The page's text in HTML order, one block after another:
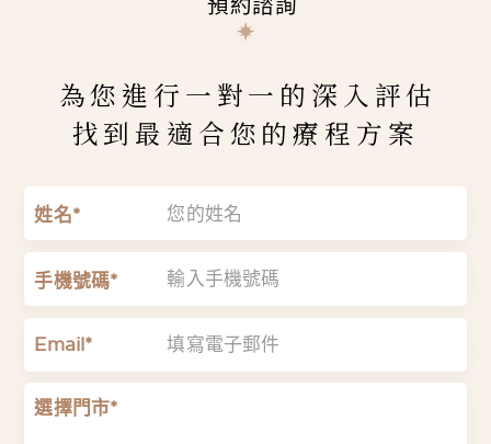
預約諮詢
為您進行一對一的深入評估
找到最適合您的療程方案
姓名*
手機號碼*
Email*
選擇門市*